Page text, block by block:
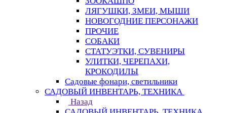
ЛЯГУШКИ, ЗМЕИ, МЫШИ
НОВОГОДНИЕ ПЕРСОНАЖИ
ПРОЧИЕ
СОБАКИ
СТАТУЭТКИ, СУВЕНИРЫ
УЛИТКИ, ЧЕРЕПАХИ,
КРОКОДИЛЫ
Садовые фонари, светильники
САДОВЫЙ ИНВЕНТАРЬ, ТЕХНИКА
Назад